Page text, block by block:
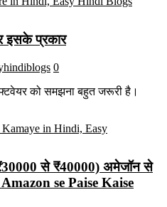
इसके प्रकार
0
को समझना बहुत जरूरी है।
से ₹40000) अमेजॉन से
se Paise Kaise